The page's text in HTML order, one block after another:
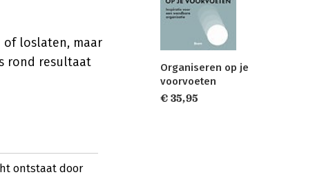
of loslaten, maar
rond resultaat
ontstaat door
Organiseren op je
voorvoeten
€ 35,95